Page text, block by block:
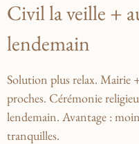
Civil la veille +
lendemain
Solution plus relax. Mairie
proches. Cérémonie
lendemain. Avantage :
tranquilles.